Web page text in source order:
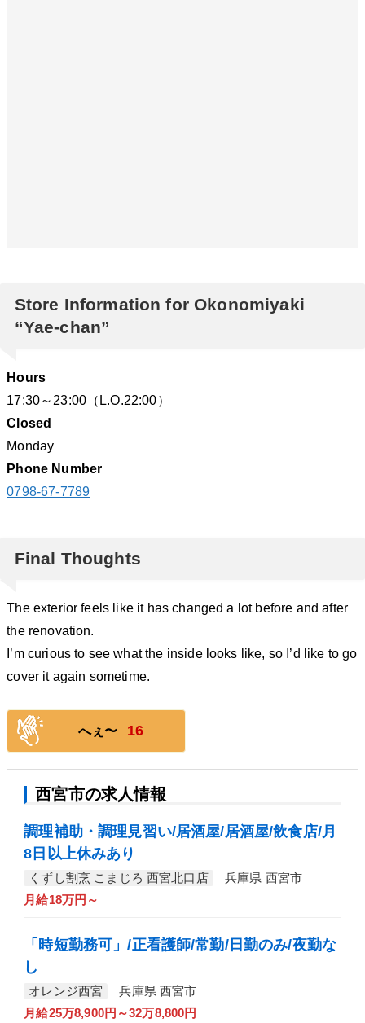
Store Information for Okonomiyaki
“Yae-chan”
Hours
17:30～23:00（L.O.22:00）
Closed
Monday
Phone Number
0798-67-7789
Final Thoughts
The exterior feels like it has changed a lot before and after
the renovation.
I’m curious to see what the inside looks like, so I’d like to go
cover it again sometime.
へぇ〜 16
西宮市の求人情報
調理補助・調理見習い/居酒屋/居酒屋/飲食店/月
8日以上休みあり
くずし割烹 こまじろ 西宮北口店
兵庫県 西宮市
月給18万円～
「時短勤務可」/正看護師/常勤/日勤のみ/夜勤な
し
オレンジ西宮
兵庫県 西宮市
月給25万8,900円～32万8,800円